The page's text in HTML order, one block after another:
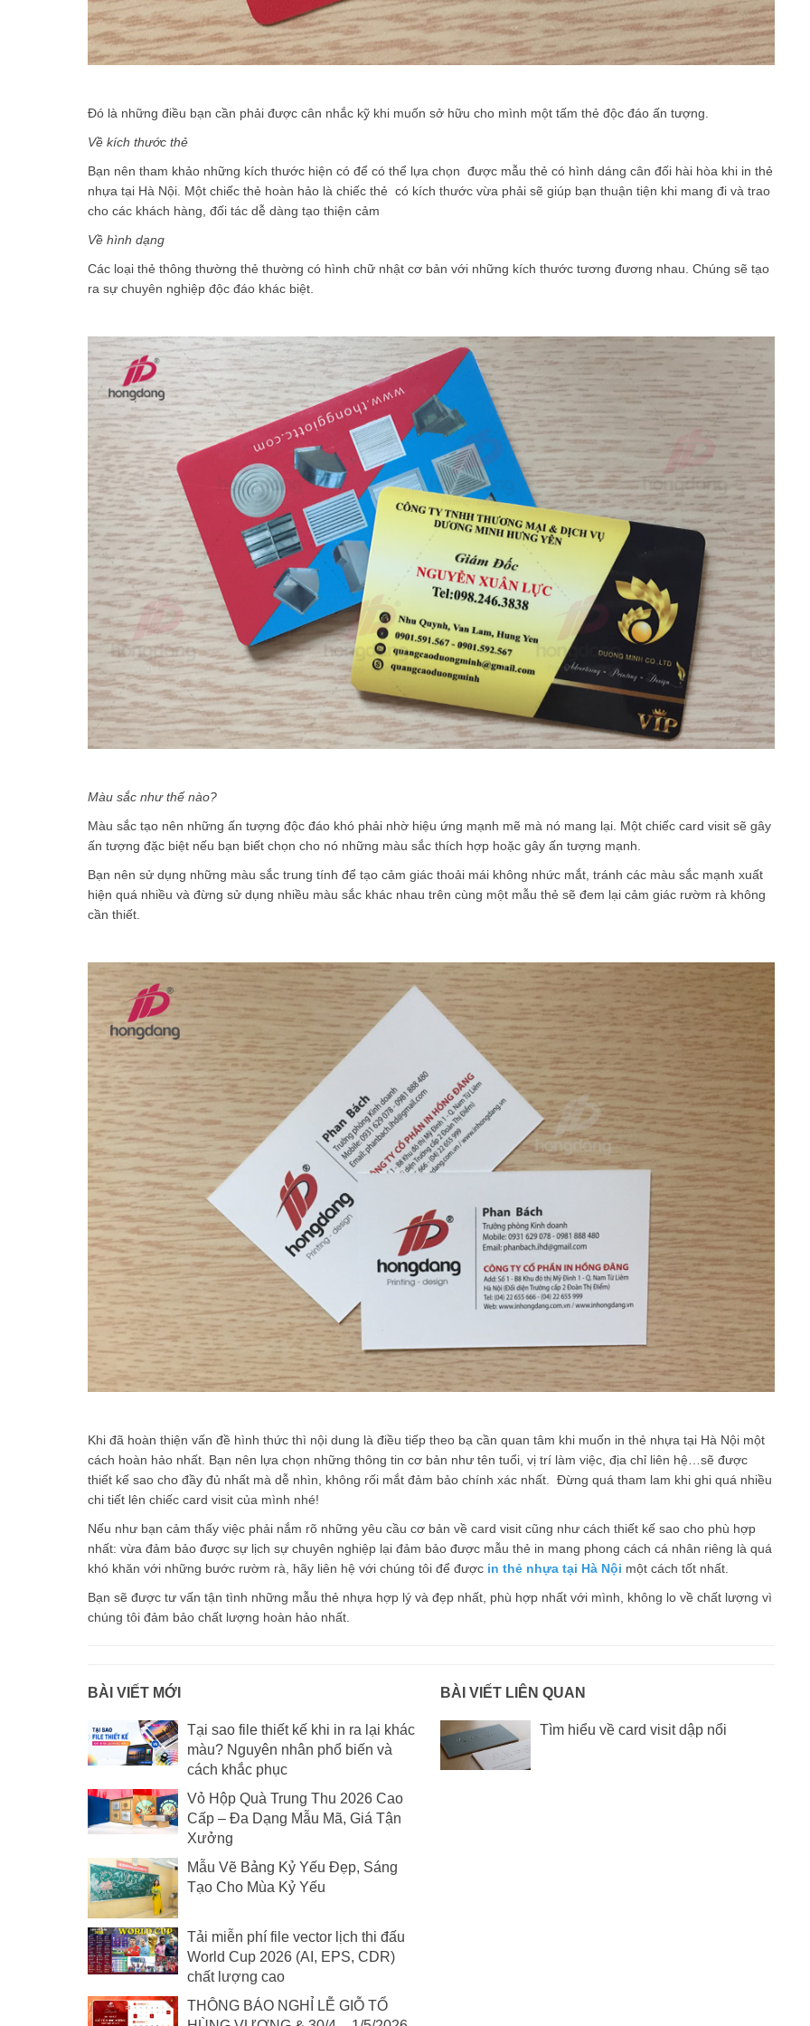
Đó là những điều bạn cần phải được cân nhắc kỹ khi muốn sở hữu cho mình một tấm thẻ độc đáo ấn tượng.
Về kích thước thẻ
Bạn nên tham khảo những kích thước hiện có để có thể lựa chọn được mẫu thẻ có hình dáng cân đối hài hòa khi in thẻ
nhựa tại Hà Nội. Một chiếc thẻ hoàn hảo là chiếc thẻ có kích thước vừa phải sẽ giúp bạn thuận tiện khi mang đi và trao
cho các khách hàng, đối tác dễ dàng tạo thiện cảm
Về hình dạng
Các loại thẻ thông thường thẻ thường có hình chữ nhật cơ bản với những kích thước tương đương nhau. Chúng sẽ tạo
ra sự chuyên nghiệp độc đáo khác biệt.
Màu sắc như thế nào?
Màu sắc tạo nên những ấn tượng độc đáo khó phải nhờ hiệu ứng mạnh mẽ mà nó mang lại. Một chiếc card visit sẽ gây
ấn tượng đặc biệt nếu bạn biết chọn cho nó những màu sắc thích hợp hoặc gây ấn tượng mạnh.
Bạn nên sử dụng những màu sắc trung tính để tạo cảm giác thoải mái không nhức mắt, tránh các màu sắc mạnh xuất
hiện quá nhiều và đừng sử dụng nhiều màu sắc khác nhau trên cùng một mẫu thẻ sẽ đem lại cảm giác rườm rà không
cần thiết.
Khi đã hoàn thiện vấn đề hình thức thì nội dung là điều tiếp theo bạ cần quan tâm khi muốn in thẻ nhựa tại Hà Nội một
cách hoàn hảo nhất. Bạn nên lựa chọn những thông tin cơ bản như tên tuổi, vị trí làm việc, địa chỉ liên hệ…sẽ được
thiết kế sao cho đầy đủ nhất mà dễ nhìn, không rối mắt đảm bảo chính xác nhất. Đừng quá tham lam khi ghi quá nhiều
chi tiết lên chiếc card visit của mình nhé!
Nếu như bạn cảm thấy việc phải nắm rõ những yêu cầu cơ bản về card visit cũng như cách thiết kế sao cho phù hợp
nhất: vừa đảm bảo được sự lịch sự chuyên nghiệp lại đảm bảo được mẫu thẻ in mang phong cách cá nhân riêng là quá
khó khăn với những bước rườm rà, hãy liên hệ với chúng tôi để được in thẻ nhựa tại Hà Nội một cách tốt nhất.
Bạn sẽ được tư vấn tận tình những mẫu thẻ nhựa hợp lý và đẹp nhất, phù hợp nhất với mình, không lo về chất lượng vì
chúng tôi đảm bảo chất lượng hoàn hảo nhất.
BÀI VIẾT MỚI
Tại sao file thiết kế khi in ra lại khác
màu? Nguyên nhân phổ biến và
cách khắc phục
Vỏ Hộp Quà Trung Thu 2026 Cao
Cấp – Đa Dạng Mẫu Mã, Giá Tận
Xưởng
Mẫu Vẽ Bảng Kỷ Yếu Đẹp, Sáng
Tạo Cho Mùa Kỷ Yếu
Tải miễn phí file vector lịch thi đấu
World Cup 2026 (AI, EPS, CDR)
chất lượng cao
THÔNG BÁO NGHỈ LỄ GIỖ TỔ
BÀI VIẾT LIÊN QUAN
Tìm hiểu về card visit dập nổi